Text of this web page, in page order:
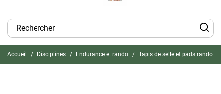
Accueil Disciplines Endurance et rando Tapis de selle et pads rando